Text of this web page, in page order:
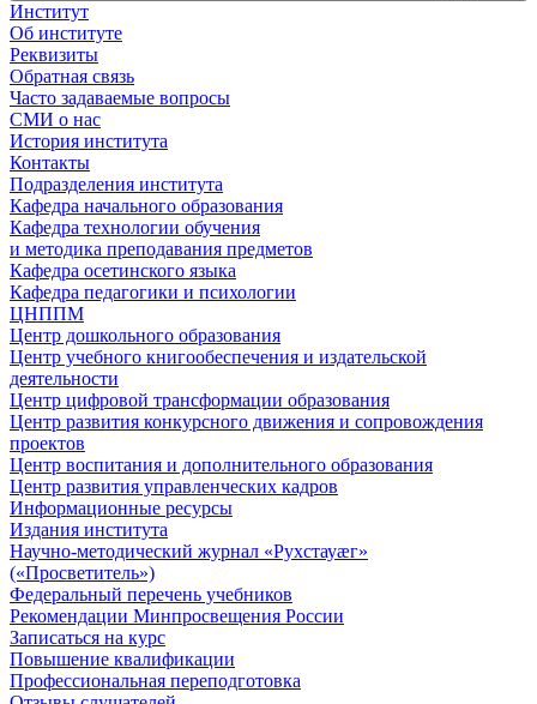
Институт
Об институте
Реквизиты
Обратная связь
Часто задаваемые вопросы
СМИ о нас
История института
Контакты
Подразделения института
Кафедра начального образования
Кафедра технологии обучения
и методика преподавания предметов
Кафедра осетинского языка
Кафедра педагогики и психологии
ЦНППМ
Центр дошкольного образования
Центр учебного книгообеспечения и издательской
деятельности
Центр цифровой трансформации образования
Центр развития конкурсного движения и сопровождения
проектов
Центр воспитания и дополнительного образования
Центр развития управленческих кадров
Информационные ресурсы
Издания института
Научно-методический журнал «Рухстауæг»
(«Просветитель»)
Федеральный перечень учебников
Рекомендации Минпросвещения России
Записаться на курс
Повышение квалификации
Профессиональная переподготовка